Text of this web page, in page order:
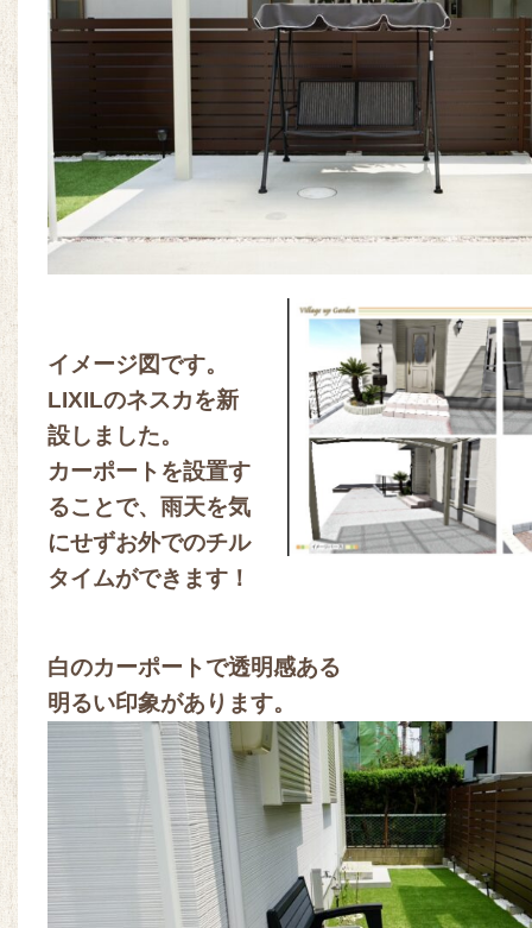
イメージ図です。
LIXILのネスカを新
設しました。
カーポートを設置す
ることで、雨天を気
にせずお外でのチル
タイムができます！
白のカーポートで透明感ある
明るい印象があります。